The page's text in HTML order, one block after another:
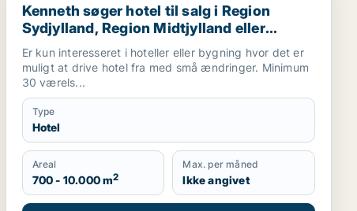
Kenneth søger hotel til salg i Region
Sydjylland, Region Midtjylland eller
Mariager
Er kun interesseret i hoteller eller bygning hvor det er
muligt at drive hotel fra med små ændringer. Minimum
30 værels...
Type
Hotel
Areal
700 - 10.000 m2
Max. per måned
Ikke angivet